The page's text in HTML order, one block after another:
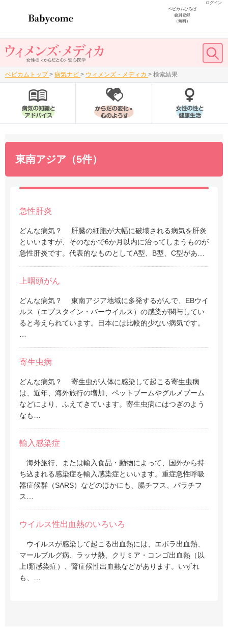
ログイン
ベビカムひろば
会員登録
（無料）
ベビカムトップ > 病気ナビ > ウィメンズ・メディカ > 検索結果
東南アジア（5件）
急性肝炎
どんな病気？ 肝臓の細胞が大幅に破壊される病気を肝炎
といいますが、そのなかで6か月以内に治ってしまうものが
急性肝炎です。代表的なものとしてA型、B型、C型があ…
上咽頭がん
どんな病気？ 東南アジア地域に多発するがんで、EBウイ
ルス（エプスタイン・バーウイルス）の感染が関与してい
ると考えられています。日本には比較的少ない病気です。
寄生虫病
どんな病気？ 寄生虫が人体に感染して起こる寄生虫病
は、近年、海外旅行の増加、ペットブームやグルメブーム
などにより、ふえてきています。寄生虫病にはつぎのよう
なも…
輸入感染症
海外旅行、または輸入食品・動物によって、国外から持
ち込まれる感染症を輸入感染症といいます。重症急性呼吸
器症候群（SARS）などのほかにも、腸チフス、パラチフ
ス…
ウイルス性出血熱のいろいろ
ウイルスが感染して起こる出血熱には、エボラ出血熱、
マールブルグ病、ラッサ熱、クリミア・コンゴ出血熱（以
上I類感染症）、腎症候性出血熱などがあります。いずれ
も、…